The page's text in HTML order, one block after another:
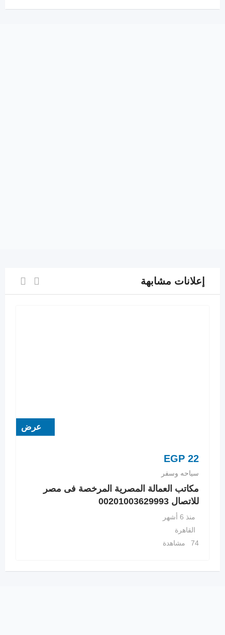
إعلانات مشابهة
عرض
EGP 22
سياحه وسفر
مكاتب العمالة المصرية المرخصة فى مصر
للاتصال 00201003629993
منذ 6 أشهر
القاهرة
74 مشاهدة